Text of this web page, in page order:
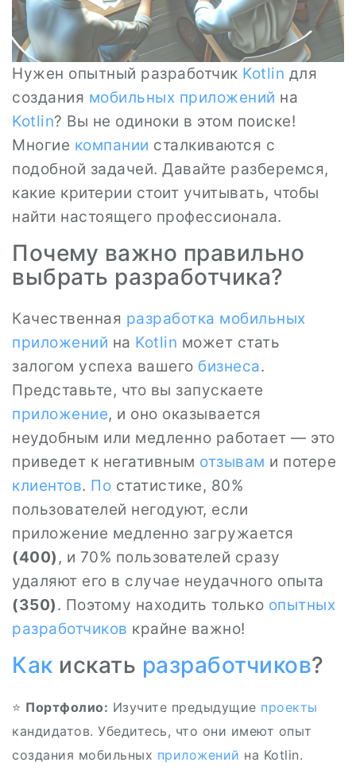
Нужен опытный разработчик Kotlin для
создания мобильных приложений на
Kotlin? Вы не одиноки в этом поиске!
Многие компании сталкиваются с
подобной задачей. Давайте разберемся,
какие критерии стоит учитывать, чтобы
найти настоящего профессионала.
Почему важно правильно
выбрать разработчика?
Качественная разработка мобильных
приложений на Kotlin может стать
залогом успеха вашего бизнеса.
Представьте, что вы запускаете
приложение, и оно оказывается
неудобным или медленно работает — это
приведет к негативным отзывам и потере
клиентов. По статистике, 80%
пользователей негодуют, если
приложение медленно загружается
(400) , и 70% пользователей сразу
удаляют его в случае неудачного опыта
(350). Поэтому находить только опытных
разработчиков крайне важно!
Как искать разработчиков?
⭐ Портфолио: Изучите предыдущие проекты
кандидатов. Убедитесь, что они имеют опыт
создания мобильных приложений на Kotlin.